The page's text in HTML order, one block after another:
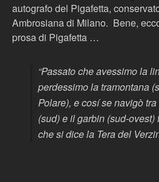
autografo del Pigafetta,
Ambrosiana di Milano. Bene,
prosa di Pigafetta …
“Passato che avessimo la
perdessimo la tramontana
Polare), e cosí se navigò
(sud)e il garbin (sud-ovest)
che si dice la Tera del